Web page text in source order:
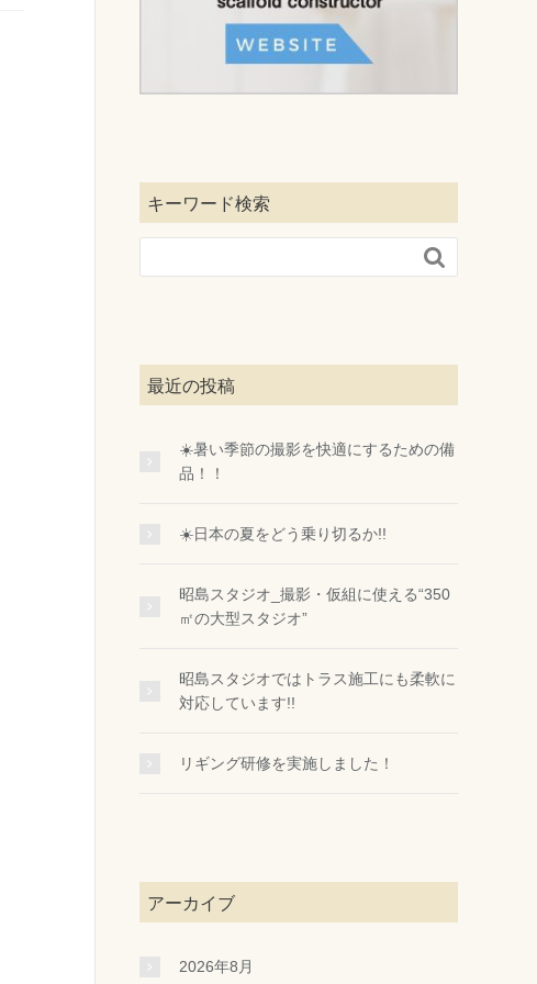
キーワード検索

最近の投稿
☀️暑い季節の撮影を快適にするための備
品！！
☀️日本の夏をどう乗り切るか!!
昭島スタジオ_撮影・仮組に使える“350
㎡の大型スタジオ”
昭島スタジオではトラス施工にも柔軟に
対応しています!!
リギング研修を実施しました！
アーカイブ
2026年8月